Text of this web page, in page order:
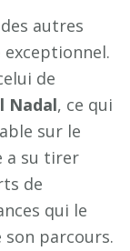
autres
exceptionnel.
de
l Nadal, ce qui
sur le
a su tirer
de
qui le
parcours.